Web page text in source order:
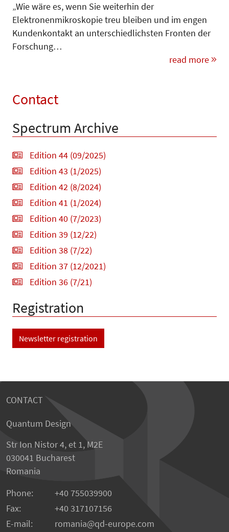
„Wie wäre es, wenn Sie weiterhin der
Elektronenmikroskopie treu bleiben und im engen
Kundenkontakt an unterschiedlichsten Fronten der
Forschung…
read more
Contact
Spectrum Archive
Edition 44 (09/2025)
Edition 43 (1/2025)
Edition 42 (8/2024)
Edition 41 (1/2024)
Edition 40 (7/2023)
Edition 39 (12/22)
Edition 38 (7/22)
Edition 37 (12/2021)
Edition 36 (7/21)
Registration
Newsletter registration
CONTACT
Quantum Design
Str Ion Nistor 4, et 1, M2E
030041 Bucharest
Romania
Phone:
+40 755039900
Fax:
+40 317107156
E-mail:
romania qd-europe.com